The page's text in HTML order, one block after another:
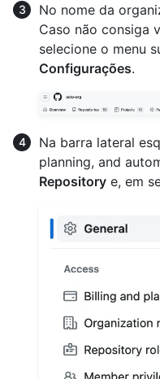
No nome da
Caso não consiga
selecione o menu
Configurações.
Na barra lateral
planning, and
Repository e, em